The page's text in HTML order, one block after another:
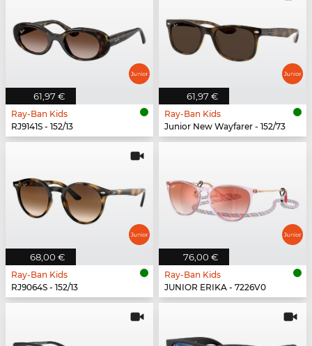
61,97 €
Ray-Ban Kids
RJ9141S - 152/13
61,97 €
Ray-Ban Kids
Junior New Wayfarer - 152/73
68,00 €
Ray-Ban Kids
RJ9064S - 152/13
76,00 €
Ray-Ban Kids
JUNIOR ERIKA - 7226V0